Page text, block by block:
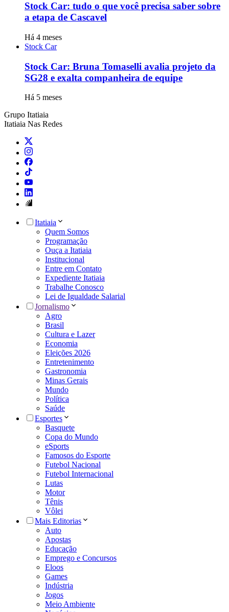
Stock Car: tudo o que você precisa saber sobre
a etapa de Cascavel
Há 4 meses
Stock Car
Stock Car: Bruna Tomaselli avalia projeto da
SG28 e exalta companheira de equipe
Há 5 meses
Grupo Itatiaia
Itatiaia Nas Redes
Itatiaia
Quem Somos
Programação
Ouça a Itatiaia
Institucional
Entre em Contato
Expediente Itatiaia
Trabalhe Conosco
Lei de Igualdade Salarial
Jornalismo
Agro
Brasil
Cultura e Lazer
Economia
Eleições 2026
Entretenimento
Gastronomia
Minas Gerais
Mundo
Política
Saúde
Esportes
Basquete
Copa do Mundo
eSports
Famosos do Esporte
Futebol Nacional
Futebol Internacional
Lutas
Motor
Tênis
Vôlei
Mais Editorias
Auto
Apostas
Educação
Emprego e Concursos
Eloos
Games
Indústria
Jogos
Meio Ambiente